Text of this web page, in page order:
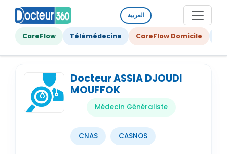
العربية
CareFlow Télémédecine CareFlow Domicile
Docteur ASSIA DJOUDI
MOUFFOK
Médecin Généraliste
CNAS CASNOS